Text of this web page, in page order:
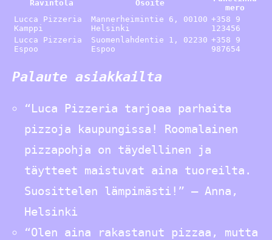
Ravintola Osoite
mero
Lucca Pizzeria
Kamppi
Mannerheimintie 6, 00100
Helsinki
+358 9
123456
Lucca Pizzeria
Espoo
Suomenlahdentie 1, 02230
Espoo
+358 9
987654
Palaute asiakkailta
“Luca Pizzeria tarjoaa parhaita
pizzoja kaupungissa! Roomalainen
pizzapohja on täydellinen ja
täytteet maistuvat aina tuoreilta.
Suosittelen lämpimästi!” – Anna,
Helsinki
“Olen aina rakastanut pizzaa, mutta